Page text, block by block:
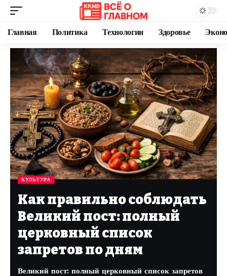
Главная Политика Технологии Здоровье
КУЛЬТУРА
Как правильно соблюдать
Великий пост: полный
церковный список
запретов по дням
Великий пост: полный церковный список запретов